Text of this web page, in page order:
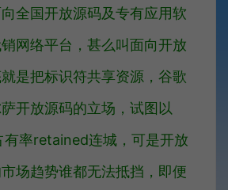
全国开放源码及专有应用软
网络平台，甚么叫面向开放
是把标识符共享资源，谷歌
开放源码的立场，试图以
率retained连城，可是开放
场趋势谁都无法抵挡，即便